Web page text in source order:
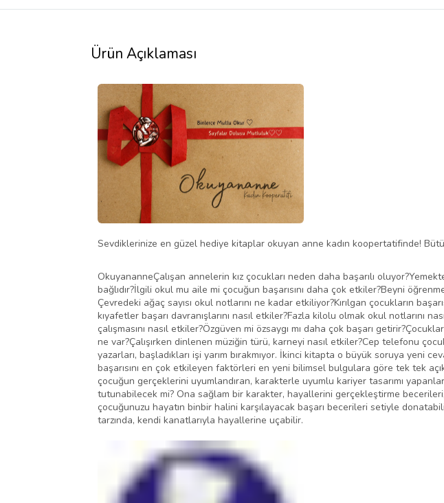
Ürün Açıklaması
Sevdiklerinize en güzel hediye kitaplar okuyan anne kadın koopertatifinde!
OkuyananneÇalışan annelerin kız çocukları neden daha başarılı
bağlıdır?İlgili okul mu aile mi çocuğun başarısını daha çok etkiler?Beyni
Çevredeki ağaç sayısı okul notlarını ne kadar etkiliyor?Kırılgan çocukların
kıyafetler başarı davranışlarını nasıl etkiler?Fazla kilolu olmak okul notlarını
çalışmasını nasıl etkiler?Özgüven mi özsaygı mı daha çok başarı
ne var?Çalışırken dinlenen müziğin türü, karneyi nasıl etkiler?Cep telefonu
yazarları, başladıkları işi yarım bırakmıyor. İkinci kitapta o büyük soruya yeni
başarısını en çok etkileyen faktörleri en yeni bilimsel bulgulara göre tek tek
çocuğun gerçeklerini uyumlandıran, karakterle uyumlu kariyer tasarımı
tutunabilecek mi? Ona sağlam bir karakter, hayallerini gerçekleştirme
çocuğunuzu hayatın binbir halini karşılayacak başarı becerileri setiyle
tarzında, kendi kanatlarıyla hayallerine uçabilir.